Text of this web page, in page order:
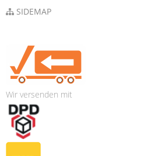
SIDEMAP
Wir versenden mit